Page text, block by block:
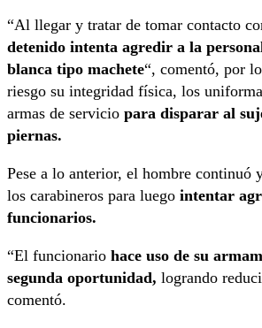
“Al llegar y tratar de tomar contacto
detenido intenta agredir a la
blanca tipo machete“, comentó, por
riesgo su integridad física, los
armas de servicio para disparar al
piernas.
Pese a lo anterior, el hombre continuó
los carabineros para luego intentar
funcionarios.
“El funcionario hace uso de su
segunda oportunidad, logrando
comentó.